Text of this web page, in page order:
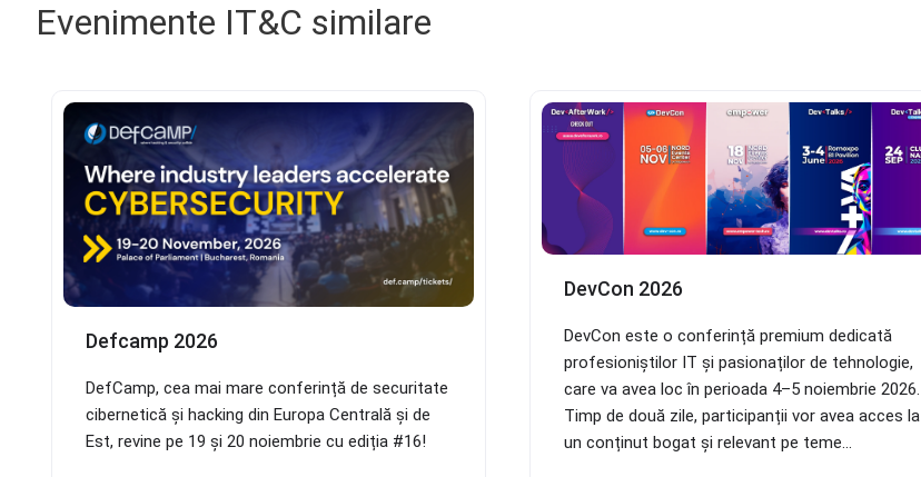
Evenimente IT&C similare
Defcamp 2026
DefCamp, cea mai mare conferință de securitate
cibernetică și hacking din Europa Centrală și de
Est, revine pe 19 și 20 noiembrie cu ediția #16!
DevCon 2026
DevCon este o conferință premium dedicată
profesioniștilor IT și pasionaților de tehnologie,
care va avea loc în perioada 4–5 noiembrie 2026.
Timp de două zile, participanții vor avea acces la
un conținut bogat și relevant pe teme...